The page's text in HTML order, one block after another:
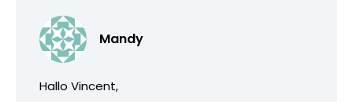
Mandy
Hallo Vincent,